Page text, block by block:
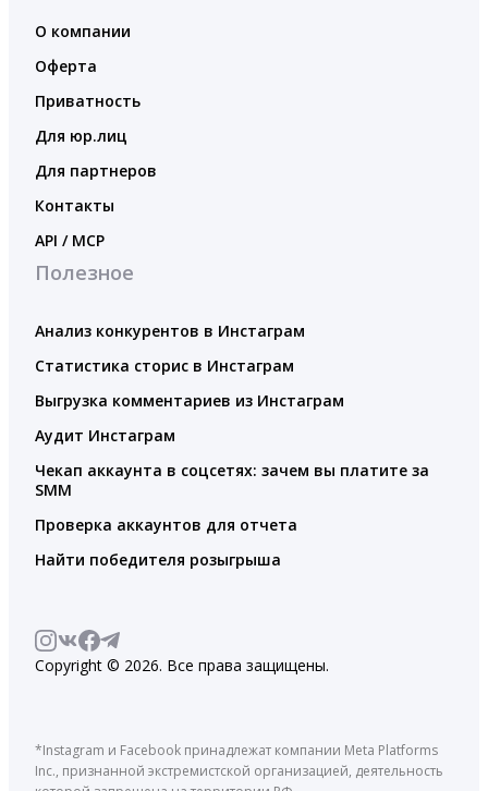
О компании
Оферта
Приватность
Для юр.лиц
Для партнеров
Контакты
API / MCP
Полезное
Анализ конкурентов в Инстаграм
Статистика сторис в Инстаграм
Выгрузка комментариев из Инстаграм
Аудит Инстаграм
Чекап аккаунта в соцсетях: зачем вы платите за
SMM
Проверка аккаунтов для отчета
Найти победителя розыгрыша
Copyright © 2026. Все права защищены.
*Instagram и Facebook принадлежат компании Meta Platforms
Inc., признанной экстремистской организацией, деятельность